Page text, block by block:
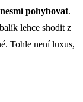
pohybovat.
lehce shodit z
Tohle není luxus,